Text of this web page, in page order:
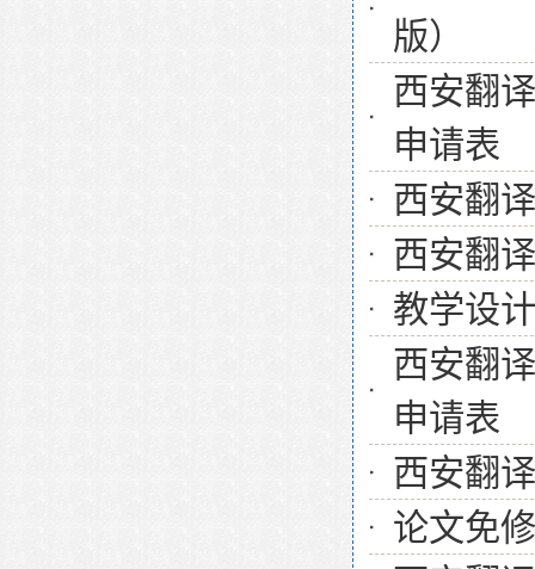
版）
西安翻
申请表
西安翻
西安翻
教学设
西安翻
申请表
西安翻
论文免